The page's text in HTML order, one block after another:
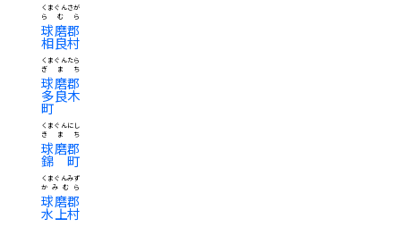
球磨郡
相良村
くまぐんさが
らむら
球磨郡
多良木
町
くまぐんたら
ぎまち
球磨郡
錦町
くまぐんにし
きまち
球磨郡
水上村
くまぐんみず
かみむら